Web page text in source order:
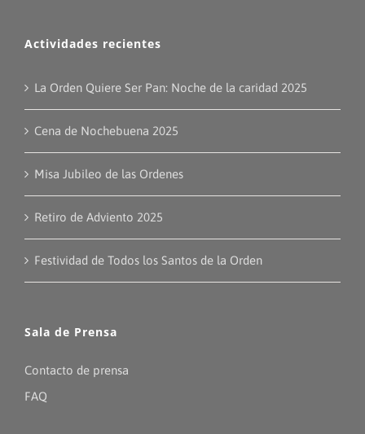
Actividades recientes
La Orden Quiere Ser Pan: Noche de la caridad 2025
Cena de Nochebuena 2025
Misa Jubileo de las Ordenes
Retiro de Adviento 2025
Festividad de Todos los Santos de la Orden
Sala de Prensa
Contacto de prensa
FAQ